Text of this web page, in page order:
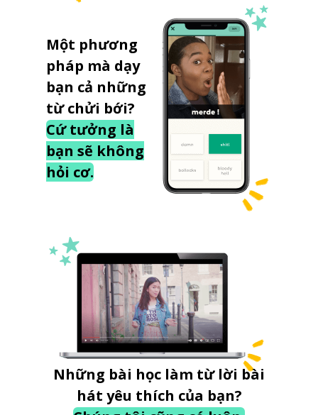
Một phương
pháp mà dạy
bạn cả những
từ chửi bới?
Cứ tưởng là
bạn sẽ không
hỏi cơ.
Những bài học làm từ lời bài
hát yêu thích của bạn?